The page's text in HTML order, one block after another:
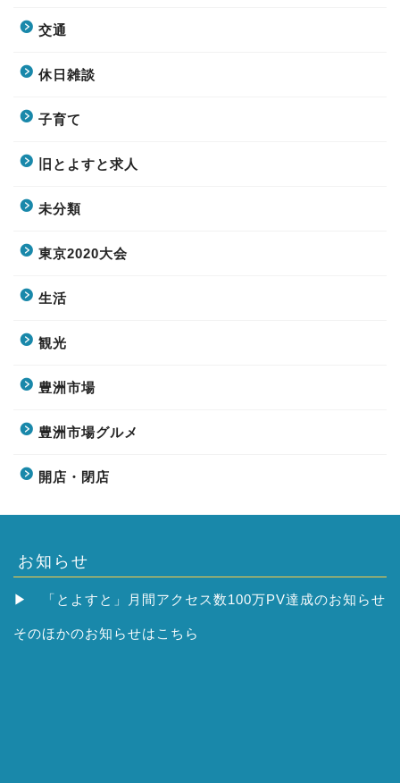
交通
休日雑談
子育て
旧とよすと求人
未分類
東京2020大会
生活
観光
豊洲市場
豊洲市場グルメ
開店・閉店
お知らせ
▶ 「とよすと」月間アクセス数100万PV達成のお知らせ
そのほかのお知らせはこちら